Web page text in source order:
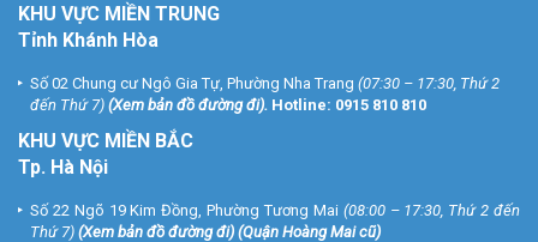
vào nước rửa sạch không cần lo dầu bám dính.
KHU VỰC MIỀN TRUNG
Tỉnh Khánh Hòa
Số 02 Chung cư Ngô Gia Tự, Phường Nha Trang (07:30 – 17:30, Thứ 2
đến Thứ 7) (Xem bản đồ đường đi). Hotline: 0915 810 810
KHU VỰC MIỀN BẮC
Tp. Hà Nội
Số 22 Ngõ 19 Kim Đồng, Phường Tương Mai (08:00 – 17:30, Thứ 2 đến
Thứ 7) (Xem bản đồ đường đi) (Quận Hoàng Mai cũ)